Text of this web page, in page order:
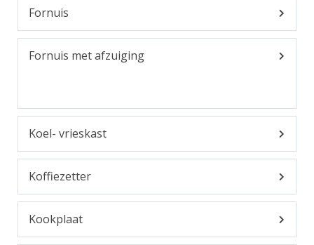
Fornuis
Fornuis met afzuiging
Koel- vrieskast
Koffiezetter
Kookplaat